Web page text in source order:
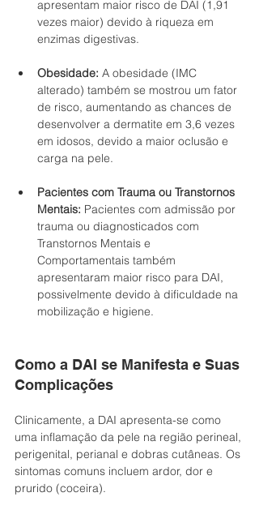
apresentam maior risco de DAI (1,91
vezes maior) devido à riqueza em
enzimas digestivas.
Obesidade: A obesidade (IMC
alterado) também se mostrou um fator
de risco, aumentando as chances de
desenvolver a dermatite em 3,6 vezes
em idosos, devido a maior oclusão e
carga na pele.
Pacientes com Trauma ou Transtornos
Mentais: Pacientes com admissão por
trauma ou diagnosticados com
Transtornos Mentais e
Comportamentais também
apresentaram maior risco para DAI,
possivelmente devido à dificuldade na
mobilização e higiene.
Como a DAI se Manifesta e Suas
Complicações
Clinicamente, a DAI apresenta-se como
uma inflamação da pele na região perineal,
perigenital, perianal e dobras cutâneas. Os
sintomas comuns incluem ardor, dor e
prurido (coceira).